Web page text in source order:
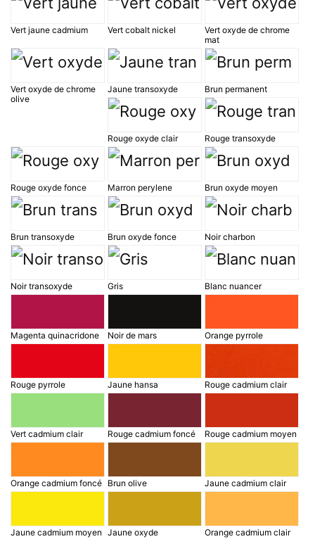
Vert jaune cadmium Vert cobalt nickel
Vert oxyde de chrome
mat
Vert oxyde de chrome
olive
Jaune transoxyde Brun permanent
Rouge oxyde clair Rouge transoxyde
Rouge oxyde fonce Marron perylene Brun oxyde moyen
Brun transoxyde Brun oxyde fonce Noir charbon
Noir transoxyde Gris Blanc nuancer
Magenta quinacridone Noir de mars Orange pyrrole
Rouge pyrrole Jaune hansa Rouge cadmium clair
Vert cadmium clair Rouge cadmium foncé Rouge cadmium moyen
Orange cadmium foncé Brun olive Jaune cadmium clair
Jaune cadmium moyen Jaune oxyde Orange cadmium clair